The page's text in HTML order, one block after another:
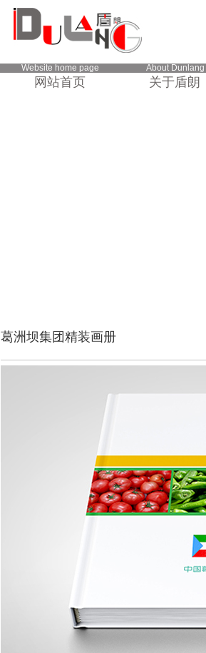
Website home page
网站首页
About Dunlang
关于盾朗
葛洲坝集团精装画册